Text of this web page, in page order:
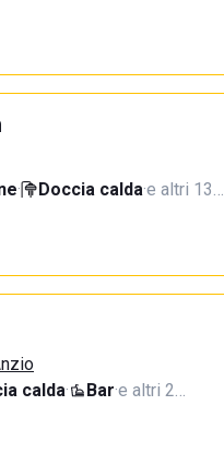
· Doccia calda·e altri 13…
calda· Bar·e altri 2…